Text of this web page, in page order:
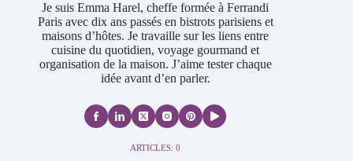
Je suis Emma Harel, cheffe formée à Ferrandi
Paris avec dix ans passés en bistrots parisiens et
maisons d’hôtes. Je travaille sur les liens entre
cuisine du quotidien, voyage gourmand et
organisation de la maison. J’aime tester chaque
idée avant d’en parler.
ARTICLES: 0